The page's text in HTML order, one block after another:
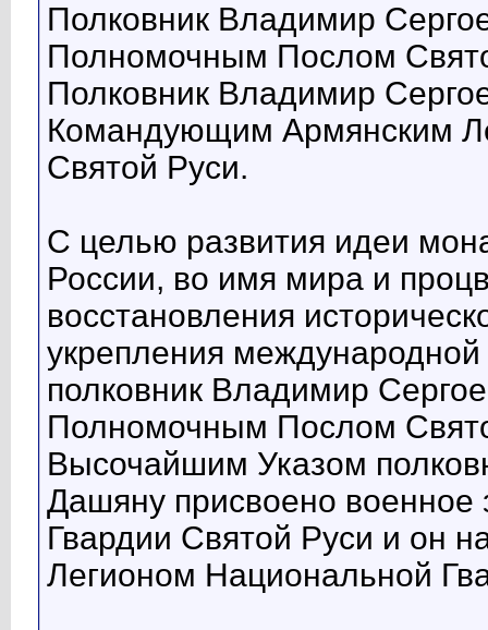
Полковник Владимир
Полномочным Послом
Полковник Владимир
Командующим Армянским
Святой Руси.
С целью развития идеи
России, во имя мира и
восстановления
укрепления
полковник Владимир
Полномочным Послом
Высочайшим Указом
Дашяну присвоено военное
Гвардии Святой Руси и он
Легионом Национальной